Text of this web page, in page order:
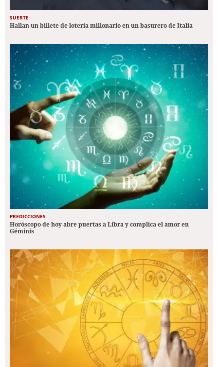
SUERTE
Hallan un billete de lotería millonario en un basurero de Italia
PREDICCIONES
Horóscopo de hoy abre puertas a Libra y complica el amor en
Géminis